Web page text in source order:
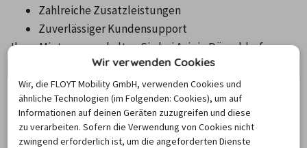
Zahlreiche Zusatzleistungen
Zuverlässiger Kundensupport
Ihren Mietwagen erhalten Sie bei Avis in Düsseldorf
vollgetankt. Geben Sie Ihn in diesem Zustand zurück,
entstehen keine weiteren Kosten für Sie. Dennoch
können Sie aus verschiedenen Tankoptionen wählen,
sodass Sie den Wagen nicht selbst vor der Rückgabe
betanken müssen. Hier bietet Ihnen Avis den Service, die
Wir verwenden Cookies
Wir, die FLOYT Mobility GmbH, verwenden Cookies und
ähnliche Technologien (im Folgenden: Cookies), um auf
Informationen auf deinen Geräten zuzugreifen und diese
zu verarbeiten. Sofern die Verwendung von Cookies nicht
zwingend erforderlich ist, um die angeforderten Dienste